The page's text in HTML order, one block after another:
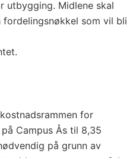
utbygging. Midlene skal
som vil bli
for
Campus Ås til 8,35
på grunn av